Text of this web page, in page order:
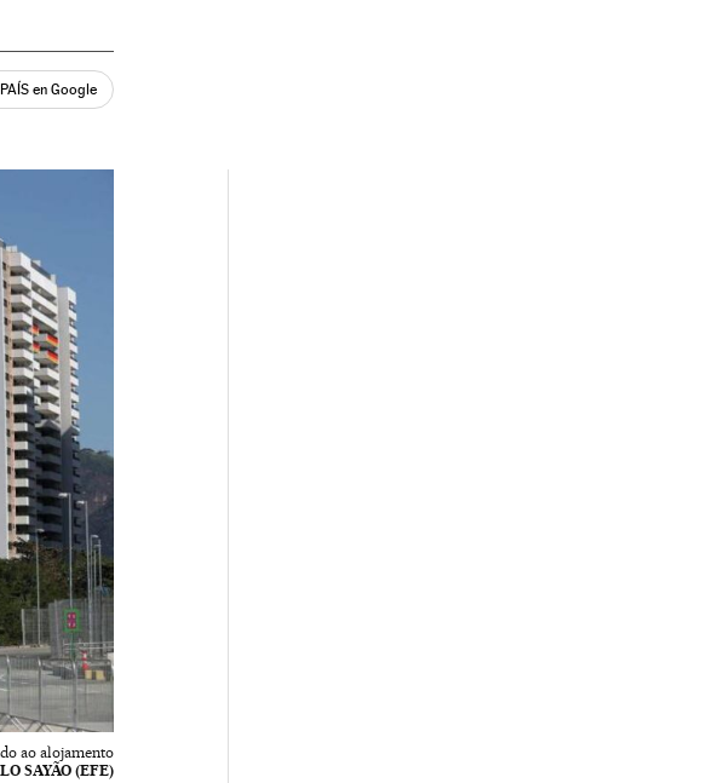
en Google
ao alojamento
SAYÃO (EFE)